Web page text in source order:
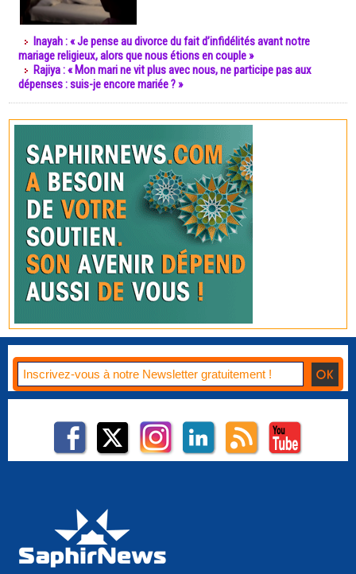
Inayah : « Je pense au divorce du fait d’infidélités avant notre
mariage religieux, alors que nous étions en couple »
Rajiya : « Mon mari ne vit plus avec nous, ne participe pas aux
dépenses : suis-je encore mariée ? »